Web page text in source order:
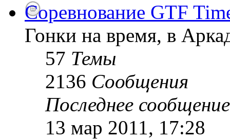
Соревнование GTF
Гонки на время, в
57 Темы
2136 Сообщения
Последнее сообщение
13 мар 2011, 17:28